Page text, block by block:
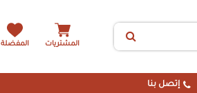
المشتريات المفضلة
إتصل بنا